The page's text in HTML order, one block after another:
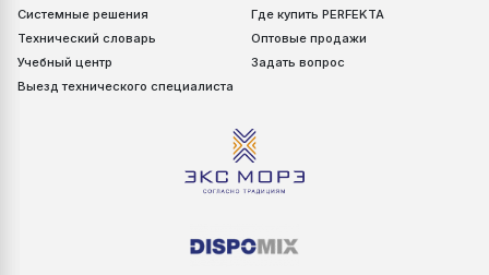
Системные решения
Технический словарь
Учебный центр
Выезд технического специалиста
Где купить PERFEKTA
Оптовые продажи
Задать вопрос